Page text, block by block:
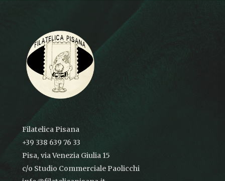
Filatelica Pisana
+39 338 639 76 33
Pisa, via Venezia Giulia 15
c/o Studio Commerciale Paolicchi